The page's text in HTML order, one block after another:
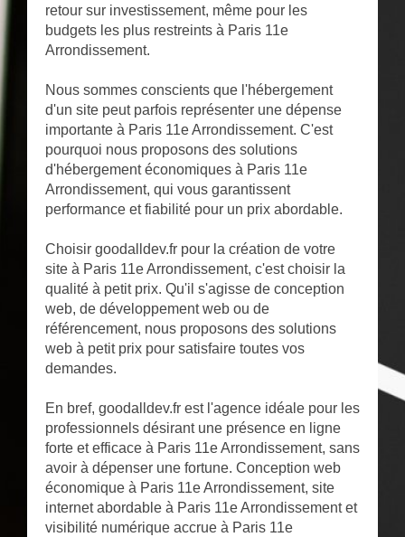
retour sur investissement, même pour les
budgets les plus restreints à Paris 11e
Arrondissement.
Nous sommes conscients que l'hébergement
d'un site peut parfois représenter une dépense
importante à Paris 11e Arrondissement. C'est
pourquoi nous proposons des solutions
d'hébergement économiques à Paris 11e
Arrondissement, qui vous garantissent
performance et fiabilité pour un prix abordable.
Choisir goodalldev.fr pour la création de votre
site à Paris 11e Arrondissement, c'est choisir la
qualité à petit prix. Qu'il s'agisse de conception
web, de développement web ou de
référencement, nous proposons des solutions
web à petit prix pour satisfaire toutes vos
demandes.
En bref, goodalldev.fr est l'agence idéale pour les
professionnels désirant une présence en ligne
forte et efficace à Paris 11e Arrondissement, sans
avoir à dépenser une fortune. Conception web
économique à Paris 11e Arrondissement, site
internet abordable à Paris 11e Arrondissement et
visibilité numérique accrue à Paris 11e